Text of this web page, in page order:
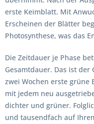
erste Keimblatt. Mit
Erscheinen der Blätter
Photosynthese, was das
Die Zeitdauer je Phase
Gesamtdauer. Das ist
zwei Wochen erste grüne
mit jedem neu
dichter und grüner.
und tausendfach auf